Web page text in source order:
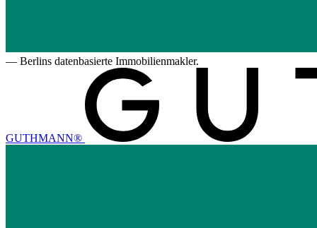
— Berlins datenbasierte Immobilienmakler.
GUTHMANN®